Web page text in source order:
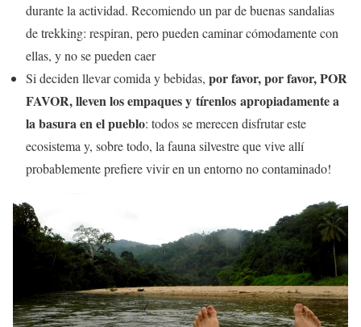
durante la actividad. Recomiendo un par de buenas sandalias
de trekking: respiran, pero pueden caminar cómodamente con
ellas, y no se pueden caer
Si deciden llevar comida y bebidas, por favor, por favor, POR
FAVOR, lleven los empaques y tírenlos apropiadamente a
la basura en el pueblo: todos se merecen disfrutar este
ecosistema y, sobre todo, la fauna silvestre que vive allí
probablemente prefiere vivir en un entorno no contaminado!